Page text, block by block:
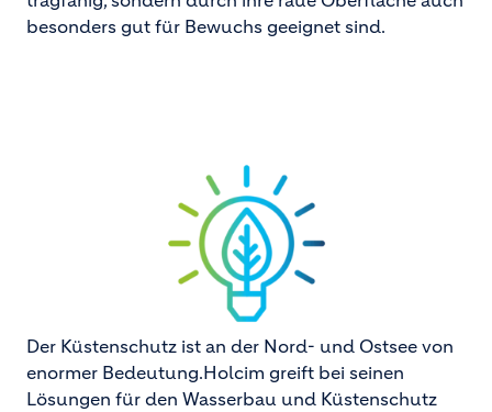
besonders gut für Bewuchs geeignet sind.
Der Küstenschutz ist an der Nord- und Ostsee von
enormer Bedeutung.Holcim greift bei seinen
Lösungen für den Wasserbau und Küstenschutz